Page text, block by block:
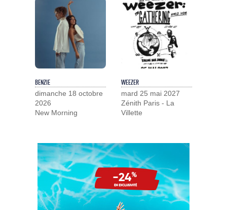
BENZIE
dimanche 18 octobre
2026
New Morning
WEEZER
mard 25 mai 2027
Zénith Paris - La
Villette